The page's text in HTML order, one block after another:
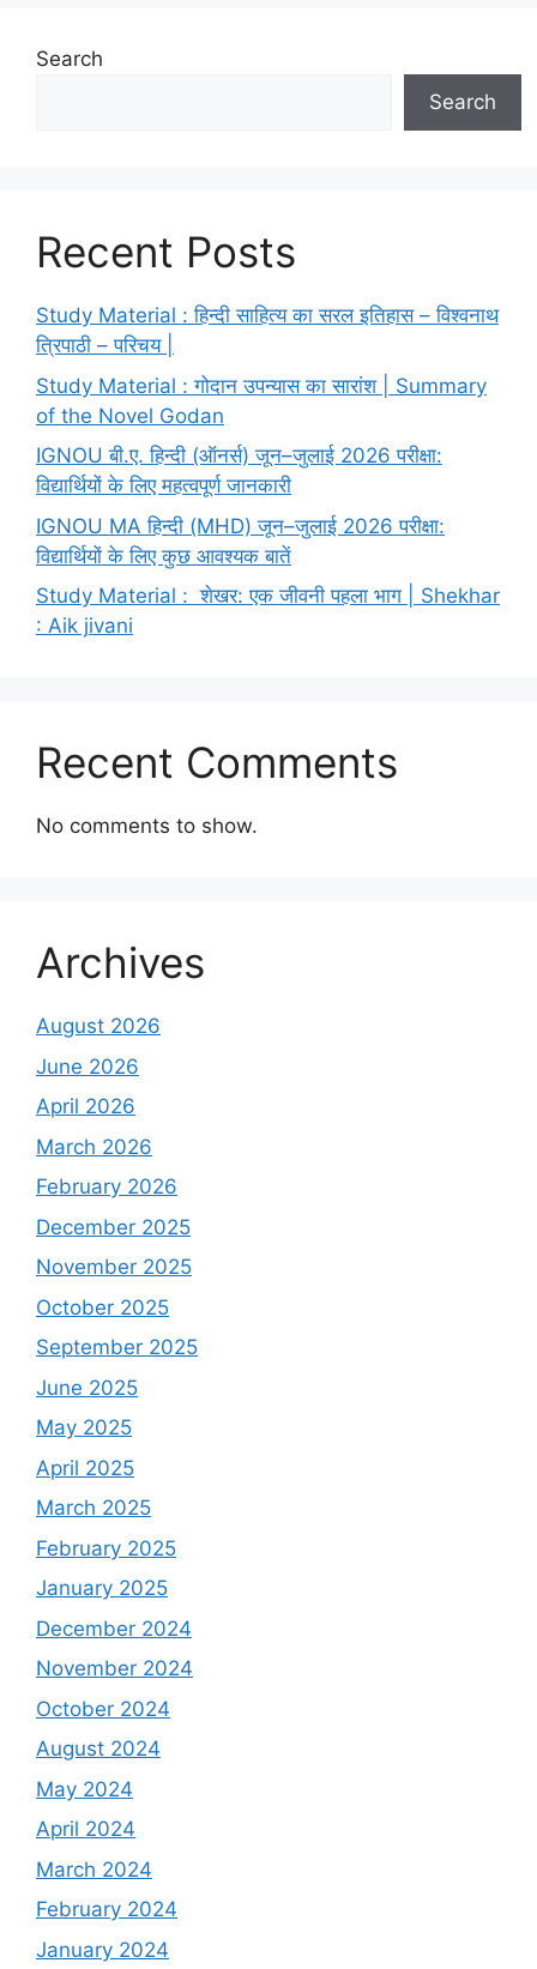
Search
Search
Recent Posts
Study Material : हिन्दी साहित्य का सरल इतिहास – विश्वनाथ
त्रिपाठी – परिचय |
Study Material : गोदान उपन्यास का सारांश | Summary
of the Novel Godan
IGNOU बी.ए. हिन्दी (ऑनर्स) जून–जुलाई 2026 परीक्षा:
विद्यार्थियों के लिए महत्वपूर्ण जानकारी
IGNOU MA हिन्दी (MHD) जून–जुलाई 2026 परीक्षा:
विद्यार्थियों के लिए कुछ आवश्यक बातें
Study Material : शेखर: एक जीवनी पहला भाग | Shekhar
: Aik jivani
Recent Comments
No comments to show.
Archives
August 2026
June 2026
April 2026
March 2026
February 2026
December 2025
November 2025
October 2025
September 2025
June 2025
May 2025
April 2025
March 2025
February 2025
January 2025
December 2024
November 2024
October 2024
August 2024
May 2024
April 2024
March 2024
February 2024
January 2024